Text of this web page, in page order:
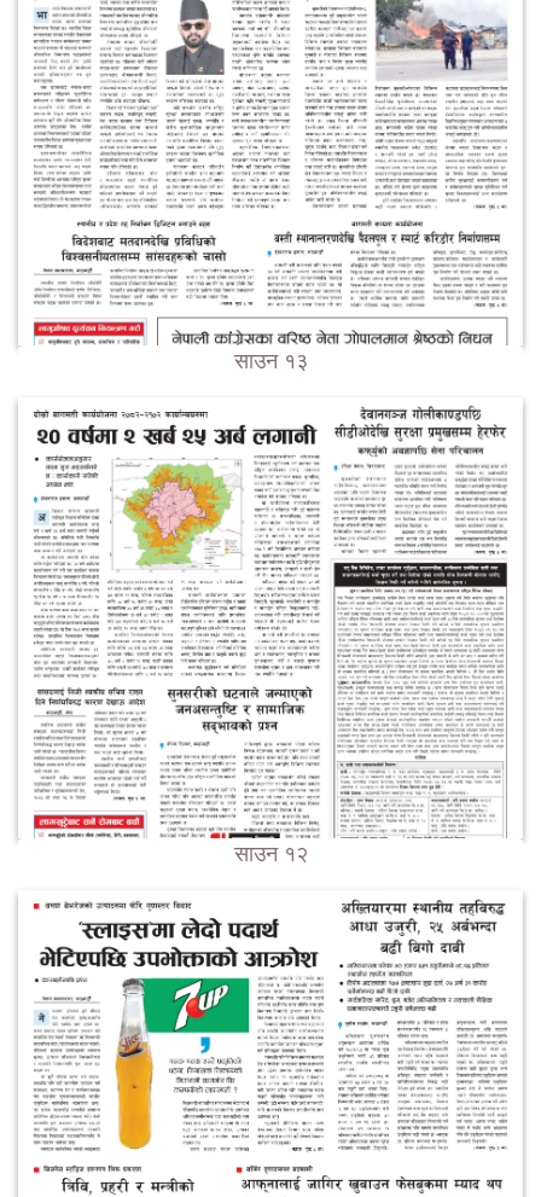
साउन १३
साउन १२